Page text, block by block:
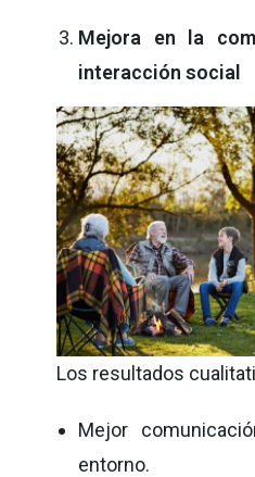
Mejora en la
interacción social
Los resultados
Mejor
entorno.